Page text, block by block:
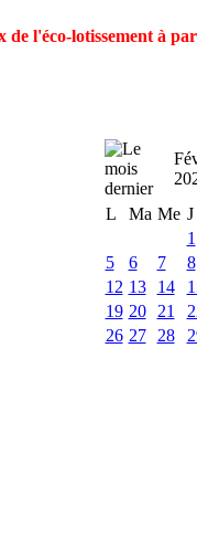
l'éco-lotissement à
L
Ma Me J
1
5
6 7 8
12 13 14
19 20 21
26 27 28